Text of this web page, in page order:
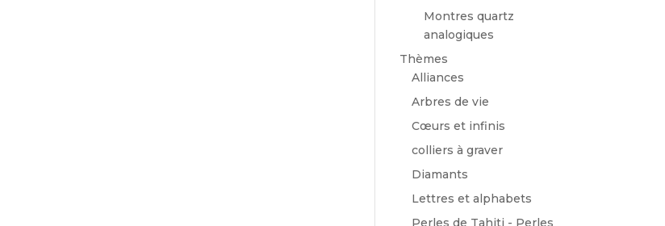
Montres quartz
analogiques
Thèmes
Alliances
Arbres de vie
Cœurs et infinis
colliers à graver
Diamants
Lettres et alphabets
Perles de Tahiti - Perles